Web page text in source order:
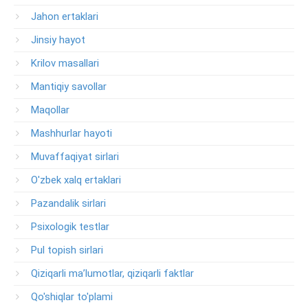
Jahon ertaklari
Jinsiy hayot
Krilov masallari
Mantiqiy savollar
Maqollar
Mashhurlar hayoti
Muvaffaqiyat sirlari
O'zbek xalq ertaklari
Pazandalik sirlari
Psixologik testlar
Pul topish sirlari
Qiziqarli ma’lumotlar, qiziqarli faktlar
Qo'shiqlar to'plami